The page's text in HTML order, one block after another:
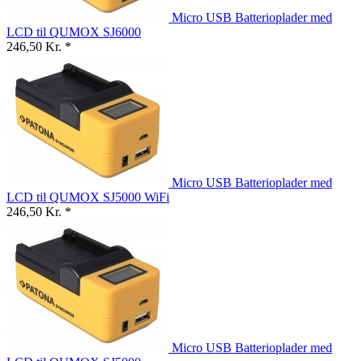
Micro USB Batterioplader med
LCD til QUMOX SJ6000
246,50 Kr. *
Micro USB Batterioplader med
LCD til QUMOX SJ5000 WiFi
246,50 Kr. *
Micro USB Batterioplader med